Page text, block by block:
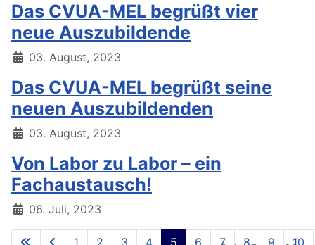
Das CVUA-MEL begrüßt vier
neue Auszubildende
03. August, 2023
Das CVUA-MEL begrüßt seine
neuen Auszubildenden
03. August, 2023
Von Labor zu Labor – ein
Fachaustausch!
06. Juli, 2023